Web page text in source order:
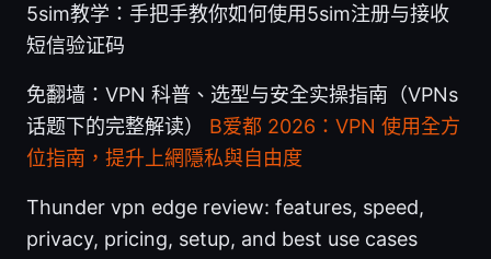
5sim教学：手把手教你如何使用5sim注册与接收
短信验证码
免翻墙：VPN 科普、选型与安全实操指南（VPNs
话题下的完整解读） B爱都 2026：VPN 使用全方
位指南，提升上網隱私與自由度
Thunder vpn edge review: features, speed,
privacy, pricing, setup, and best use cases